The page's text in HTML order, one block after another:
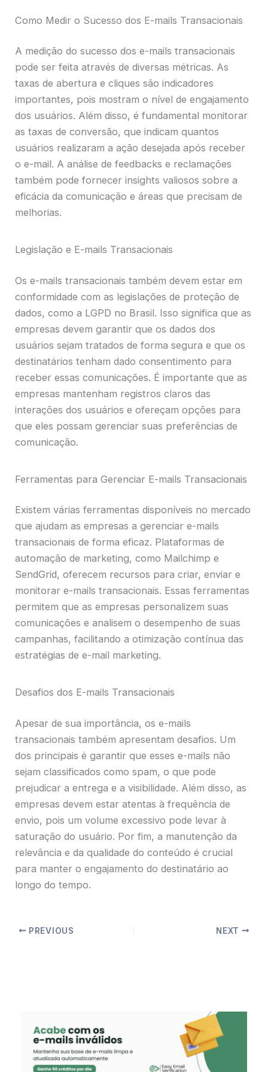
Como Medir o Sucesso dos E-mails Transacionais
A medição do sucesso dos e-mails transacionais
pode ser feita através de diversas métricas. As
taxas de abertura e cliques são indicadores
importantes, pois mostram o nível de engajamento
dos usuários. Além disso, é fundamental monitorar
as taxas de conversão, que indicam quantos
usuários realizaram a ação desejada após receber
o e-mail. A análise de feedbacks e reclamações
também pode fornecer insights valiosos sobre a
eficácia da comunicação e áreas que precisam de
melhorias.
Legislação e E-mails Transacionais
Os e-mails transacionais também devem estar em
conformidade com as legislações de proteção de
dados, como a LGPD no Brasil. Isso significa que as
empresas devem garantir que os dados dos
usuários sejam tratados de forma segura e que os
destinatários tenham dado consentimento para
receber essas comunicações. É importante que as
empresas mantenham registros claros das
interações dos usuários e ofereçam opções para
que eles possam gerenciar suas preferências de
comunicação.
Ferramentas para Gerenciar E-mails Transacionais
Existem várias ferramentas disponíveis no mercado
que ajudam as empresas a gerenciar e-mails
transacionais de forma eficaz. Plataformas de
automação de marketing, como Mailchimp e
SendGrid, oferecem recursos para criar, enviar e
monitorar e-mails transacionais. Essas ferramentas
permitem que as empresas personalizem suas
comunicações e analisem o desempenho de suas
campanhas, facilitando a otimização contínua das
estratégias de e-mail marketing.
Desafios dos E-mails Transacionais
Apesar de sua importância, os e-mails
transacionais também apresentam desafios. Um
dos principais é garantir que esses e-mails não
sejam classificados como spam, o que pode
prejudicar a entrega e a visibilidade. Além disso, as
empresas devem estar atentas à frequência de
envio, pois um volume excessivo pode levar à
saturação do usuário. Por fim, a manutenção da
relevância e da qualidade do conteúdo é crucial
para manter o engajamento do destinatário ao
longo do tempo.
PREVIOUS NEXT